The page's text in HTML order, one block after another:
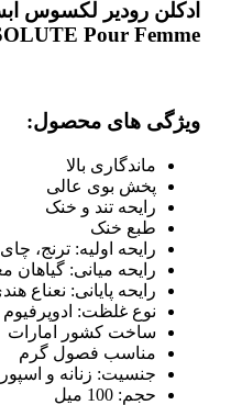
Pour Femme
ویژگی های محصول:
ماندگاری بالا
پخش بوی عالی
رایحه تند و خنک
طبع خنک
رایحه اولیه: ترنج،
رایحه میانی:
رایحه پایانی:
نوع غلظت: ادوپرفیوم
ساخت کشور امارات
مناسب فصول گرم
جنسیت: زنانه و
حجم: 100 میل